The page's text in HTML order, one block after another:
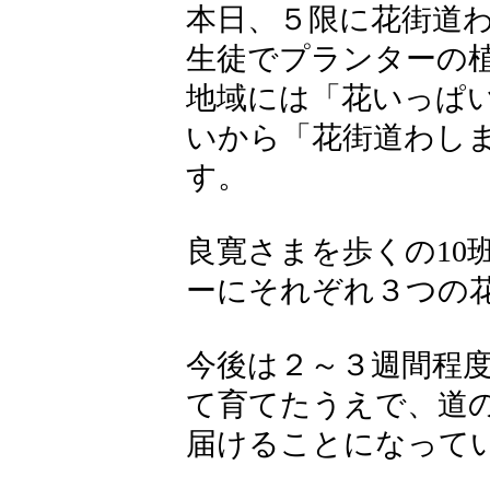
本日、５限に花街道
生徒でプランターの
地域には「花いっぱ
いから「花街道わし
す。
良寛さまを歩くの10
ーにそれぞれ３つの
今後は２～３週間程
て育てたうえで、道
届けることになって